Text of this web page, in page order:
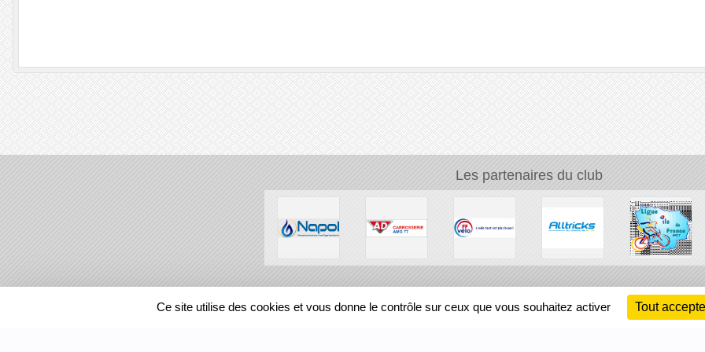
Les partenaires du club
REGIONS
Ce site utilise des cookies et vous donne le contrôle sur ceux que vous souhaitez activer Tout